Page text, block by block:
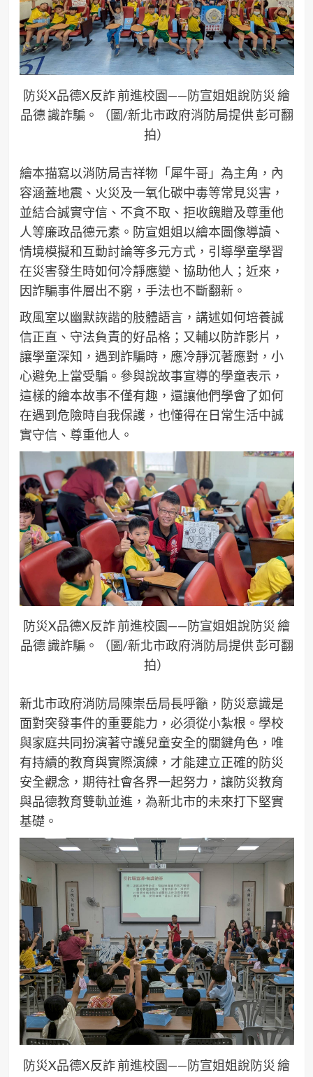
防災X品德X反詐 前進校園——防宣姐姐說防災 繪
品德 識詐騙。（圖/新北市政府消防局提供 彭可翻
拍）
繪本描寫以消防局吉祥物「犀牛哥」為主角，內
容涵蓋地震、火災及一氧化碳中毒等常見災害，
並結合誠實守信、不貪不取、拒收餽贈及尊重他
人等廉政品德元素。防宣姐姐以繪本圖像導讀、
情境模擬和互動討論等多元方式，引導學童學習
在災害發生時如何冷靜應變、協助他人；近來，
因詐騙事件層出不窮，手法也不斷翻新。
政風室以幽默詼諧的肢體語言，講述如何培養誠
信正直、守法負責的好品格；又輔以防詐影片，
讓學童深知，遇到詐騙時，應冷靜沉著應對，小
心避免上當受騙。參與說故事宣導的學童表示，
這樣的繪本故事不僅有趣，還讓他們學會了如何
在遇到危險時自我保護，也懂得在日常生活中誠
實守信、尊重他人。
防災X品德X反詐 前進校園——防宣姐姐說防災 繪
品德 識詐騙。（圖/新北市政府消防局提供 彭可翻
拍）
新北市政府消防局陳崇岳局長呼籲，防災意識是
面對突發事件的重要能力，必須從小紮根。學校
與家庭共同扮演著守護兒童安全的關鍵角色，唯
有持續的教育與實際演練，才能建立正確的防災
安全觀念，期待社會各界一起努力，讓防災教育
與品德教育雙軌並進，為新北市的未來打下堅實
基礎。
防災X品德X反詐 前進校園——防宣姐姐說防災 繪